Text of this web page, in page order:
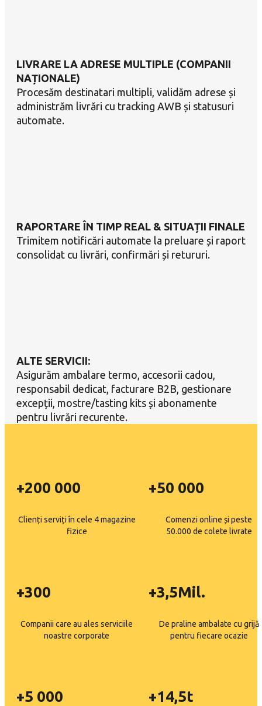
LIVRARE LA ADRESE MULTIPLE (COMPANII
NAȚIONALE)
Procesăm destinatari multipli, validăm adrese și
administrăm livrări cu tracking AWB și statusuri
automate.
RAPORTARE ÎN TIMP REAL & SITUAȚII FINALE
Trimitem notificări automate la preluare și raport
consolidat cu livrări, confirmări și retururi.
ALTE SERVICII:
Asigurăm ambalare termo, accesorii cadou,
responsabil dedicat, facturare B2B, gestionare
excepții, mostre/tasting kits și abonamente
pentru livrări recurente.
+200 000
Clienți serviți în cele 4 magazine
fizice
+50 000
Comenzi online și peste
50.000 de colete livrate
+300
Companii care au ales serviciile
noastre corporate
+3,5Mil.
De praline ambalate cu grijă
pentru fiecare ocazie
+5 000 +14,5t